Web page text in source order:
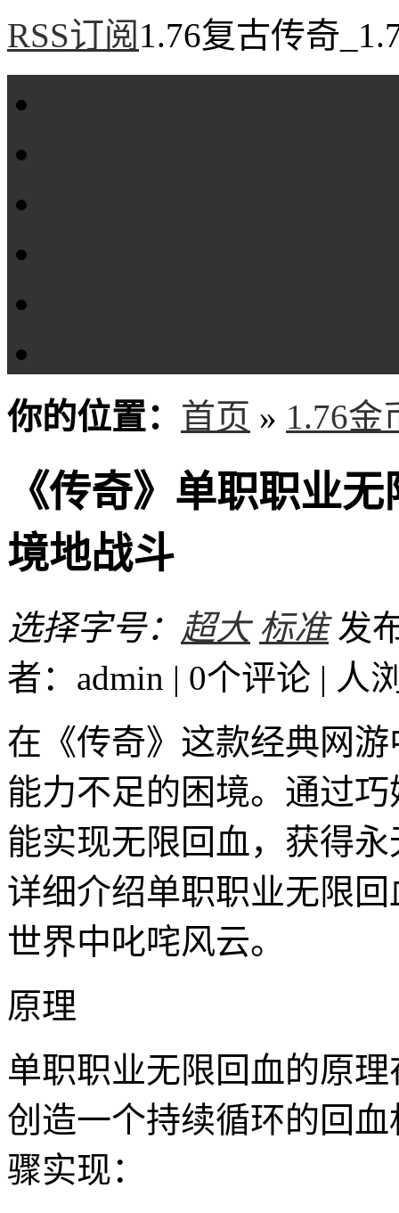
RSS订阅 1.76复古传奇
你的位置： 首页 » 1.76金
《传奇》单职职业
境地战斗
选择字号： 超大 标准 发
者：admin | 0个评论 | 人
在《传奇》这款经典网
能力不足的困境。通过
能实现无限回血，获得
详细介绍单职职业无限
世界中叱咤风云。
原理
单职职业无限回血的原
创造一个持续循环的回
骤实现：